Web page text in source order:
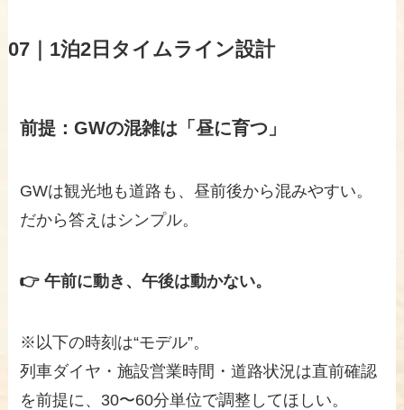
07｜1泊2日タイムライン設計
前提：GWの混雑は「昼に育つ」
GWは観光地も道路も、昼前後から混みやすい。
だから答えはシンプル。
👉 午前に動き、午後は動かない。
※以下の時刻は“モデル”。
列車ダイヤ・施設営業時間・道路状況は直前確認
を前提に、30〜60分単位で調整してほしい。